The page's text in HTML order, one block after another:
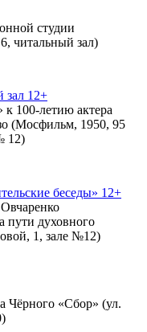
студии
читальный зал)
зал 12+
100-летию актера
(Мосфильм, 1950, 95
12)
беседы» 12+
пути духовного
1, зале №12)
Чёрного «Сбор» (ул.